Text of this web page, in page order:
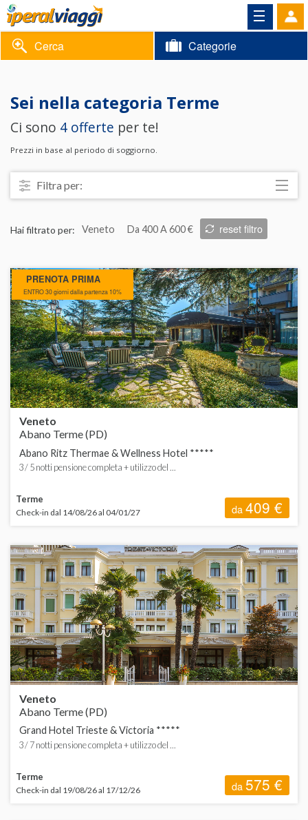
Volantino
Area
riservata
Informazioni
Contatti
Cerca Categorie
Sei nella categoria Terme
Ci sono 4 offerte per te!
Prezzi in base al periodo di soggiorno.
Filtra per:
Prezzo
Trattamento
Struttura
ORDINA
Hai filtrato per: Veneto Da 400 A 600 € reset filtro
PRENOTA PRIMA
ENTRO 30 giorni dalla partenza 10%
Veneto
Abano Terme (PD)
Abano Ritz Thermae & Wellness Hotel *****
3 / 5 notti pensione completa + utilizzo del ...
Terme
Check-in dal 14/08/26 al 04/01/27 da409 €
Veneto
Abano Terme (PD)
Grand Hotel Trieste & Victoria *****
3 / 7 notti pensione completa + utilizzo del ...
Terme
Check-in dal 19/08/26 al 17/12/26 da575 €